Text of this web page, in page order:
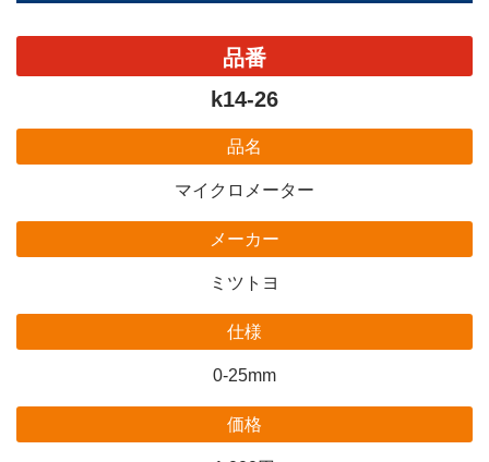
品番
k14-26
品名
マイクロメーター
メーカー
ミツトヨ
仕様
0-25mm
価格